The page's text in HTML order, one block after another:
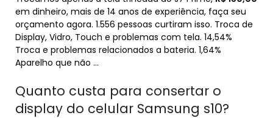
em dinheiro, mais de 14 anos de experiência, faça seu
orçamento agora. 1.556 pessoas curtiram isso. Troca de
Display, Vidro, Touch e problemas com tela. 14,54%
Troca e problemas relacionados a bateria. 1,64%
Aparelho que não …
Quanto custa para consertar o
display do celular Samsung s10?